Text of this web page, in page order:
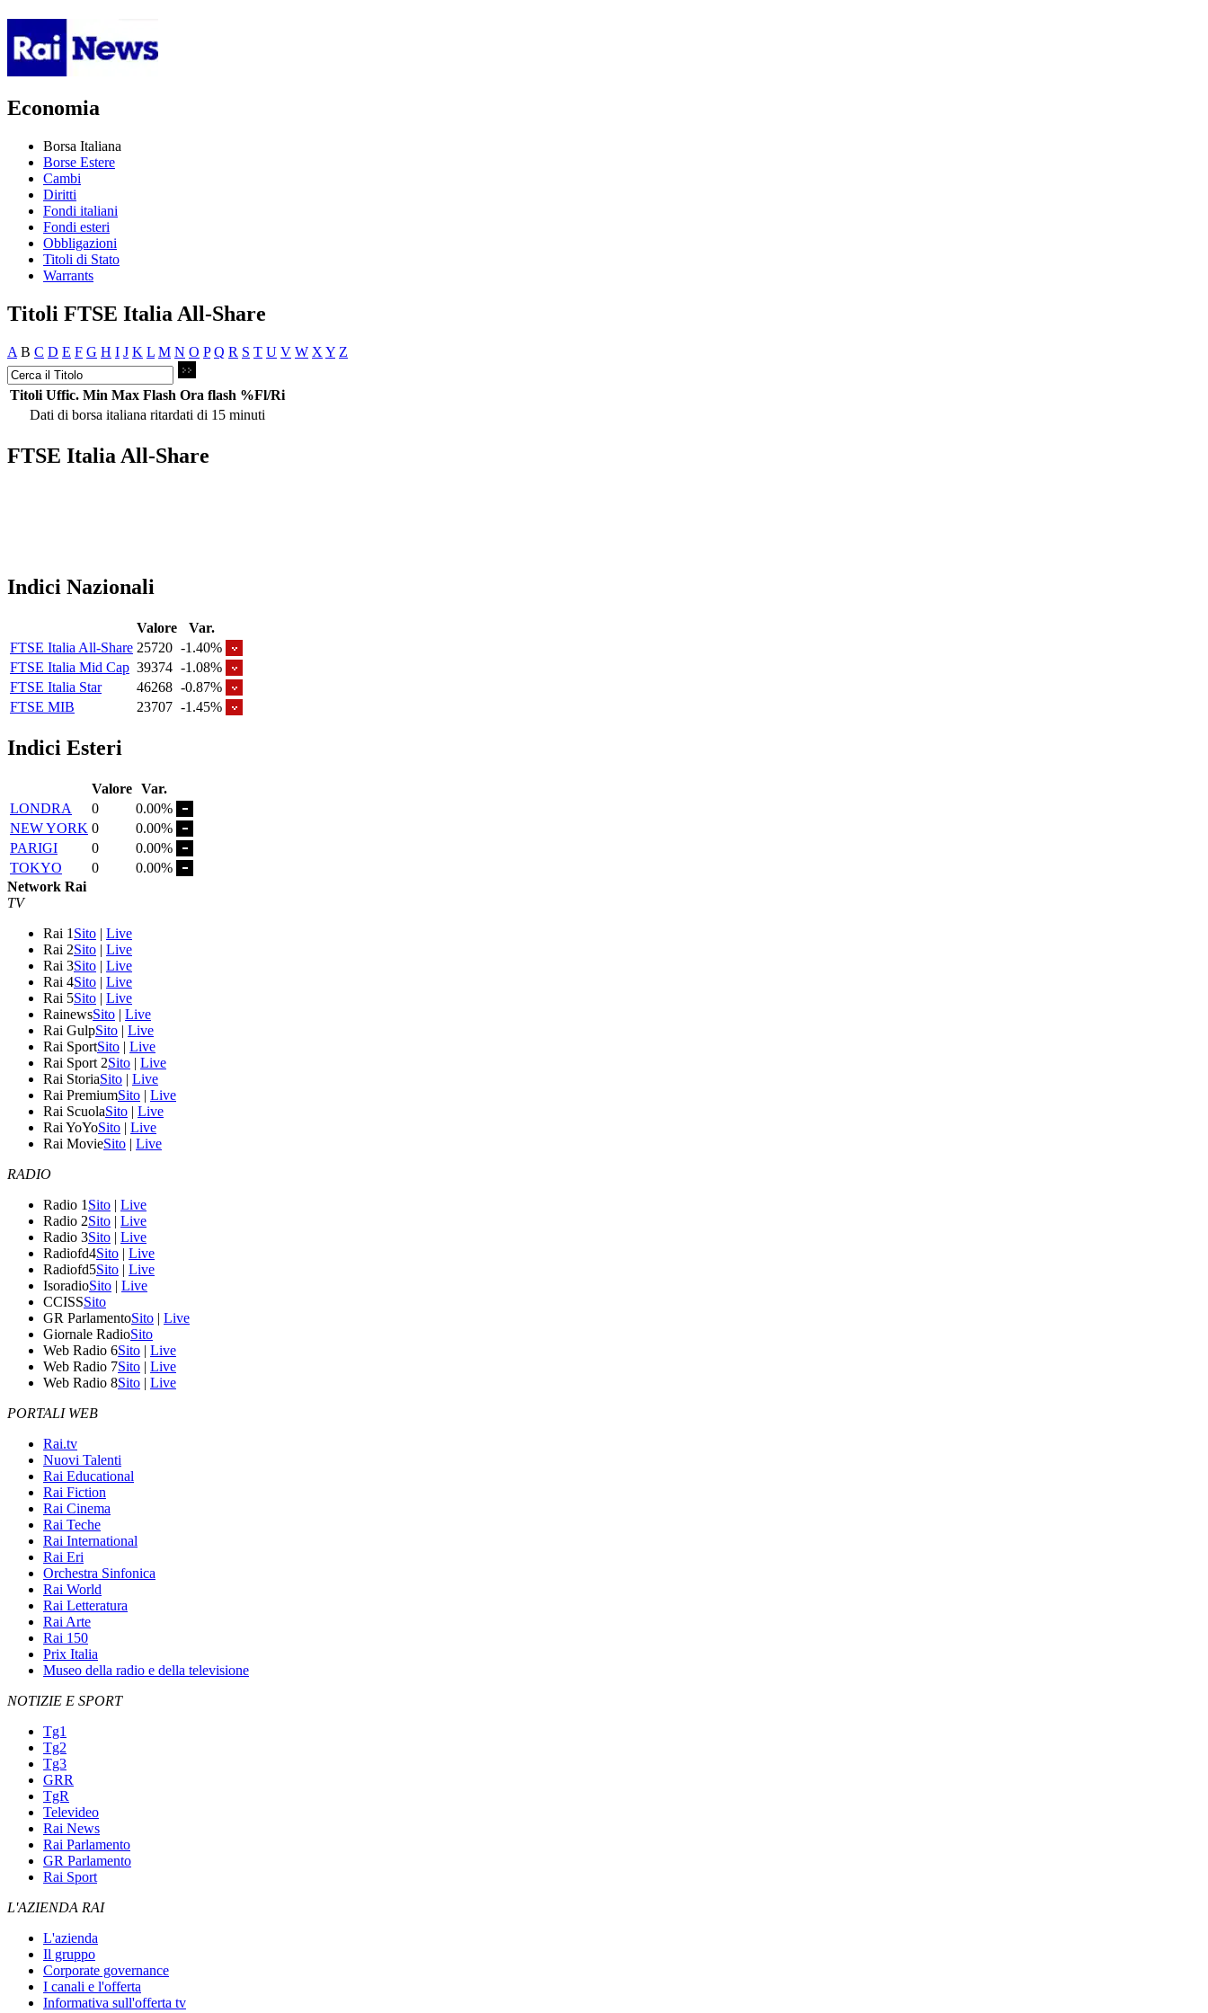
Economia
Borsa Italiana
Borse Estere
Cambi
Diritti
Fondi italiani
Fondi esteri
Obbligazioni
Titoli di Stato
Warrants
Titoli FTSE Italia All-Share
A B C D E F G H I J K L M N O P Q R S T U V W X Y Z
Titoli Uffic. Min Max Flash Ora flash %Fl/Ri
Dati di borsa italiana ritardati di 15 minuti
FTSE Italia All-Share
Indici Nazionali
Valore
Var.
FTSE Italia All-Share 25720 -1.40%
FTSE Italia Mid Cap 39374 -1.08%
FTSE Italia Star
46268 -0.87%
FTSE MIB
23707 -1.45%
Indici Esteri
Valore Var.
LONDRA
0
0.00%
NEW YORK 0
0.00%
PARIGI
0
0.00%
TOKYO
0
0.00%
Network Rai
TV
Rai 1 Sito | Live
Rai 2Sito | Live
Rai 3Sito | Live
Rai 4Sito | Live
Rai 5Sito | Live
RainewsSito | Live
Rai GulpSito | Live
Rai SportSito | Live
Rai Sport 2Sito | Live
Rai StoriaSito | Live
Rai PremiumSito | Live
Rai ScuolaSito | Live
Rai YoYoSito | Live
Rai MovieSito | Live
RADIO
Radio 1 Sito | Live
Radio 2Sito | Live
Radio 3Sito | Live
Radiofd4Sito | Live
Radiofd5Sito | Live
IsoradioSito | Live
CCISSSito
GR ParlamentoSito | Live
Giornale RadioSito
Web Radio 6Sito | Live
Web Radio 7Sito | Live
Web Radio 8Sito | Live
PORTALI WEB
Rai.tv
Nuovi Talenti
Rai Educational
Rai Fiction
Rai Cinema
Rai Teche
Rai International
Rai Eri
Orchestra Sinfonica
Rai World
Rai Letteratura
Rai Arte
Rai 150
Prix Italia
Museo della radio e della televisione
NOTIZIE E SPORT
Tg1
Tg2
Tg3
GRR
TgR
Televideo
Rai News
Rai Parlamento
GR Parlamento
Rai Sport
L'AZIENDA RAI
L'azienda
Il gruppo
Corporate governance
I canali e l'offerta
Informativa sull'offerta tv